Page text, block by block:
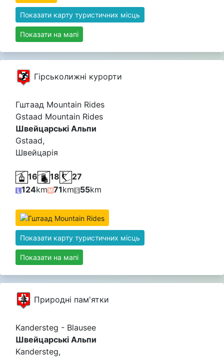
Показати карту туристичних місць
Показати на мапі
Гірськолижні курорти
Гштаад Mountain Rides
Gstaad Mountain Rides
Швейцарські Альпи
Gstaad,
Швейцарія
16 18
27
124km 71km 55km
Показати карту туристичних місць
Показати на мапі
Природні пам'ятки
Kandersteg - Blausee
Швейцарські Альпи
Kandersteg,